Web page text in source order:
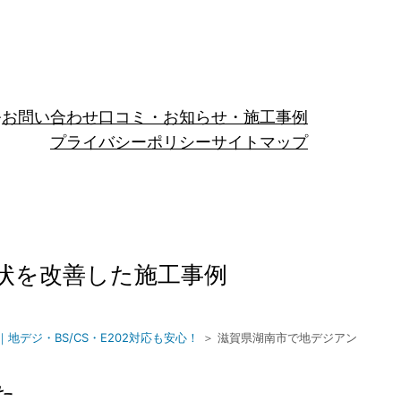
お問い合わせ口コミ・お知らせ・施工事例
プライバシーポリシーサイトマップ
を改善した施工事例
デジ・BS/CS・E202対応も安心！ ＞ 滋賀県湖南市で地デジアン